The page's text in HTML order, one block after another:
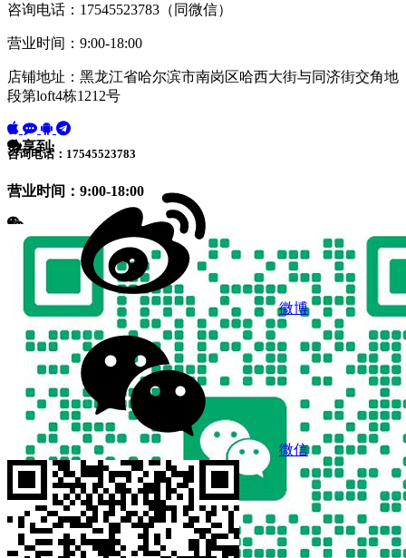
咨询电话：17545523783（同微信）
营业时间：9:00-18:00
店铺地址：黑龙江省哈尔滨市南岗区哈西大街与同济街交角地
段第loft4栋1212号
咨询电话：17545523783
营业时间：9:00-18:00
分享到:
微博
微信